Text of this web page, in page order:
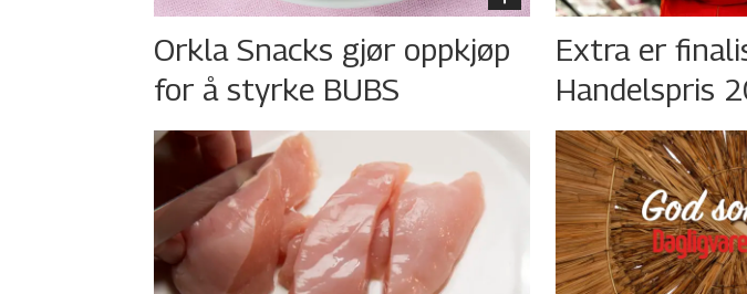
Orkla Snacks gjør oppkjøp
for å styrke BUBS
Extra er
Handelspris